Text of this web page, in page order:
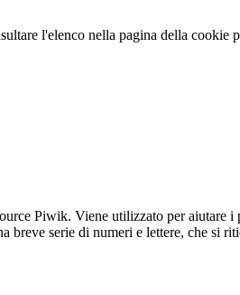
l'elenco nella pagina della cookie
Piwik. Viene utilizzato per
serie di numeri e lettere, che si